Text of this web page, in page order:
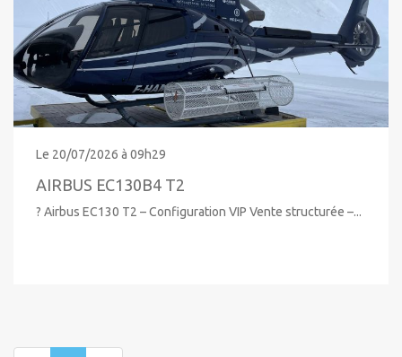
Le 20/07/2026 à 09h29
AIRBUS EC130B4 T2
? Airbus EC130 T2 – Configuration VIP Vente structurée –...